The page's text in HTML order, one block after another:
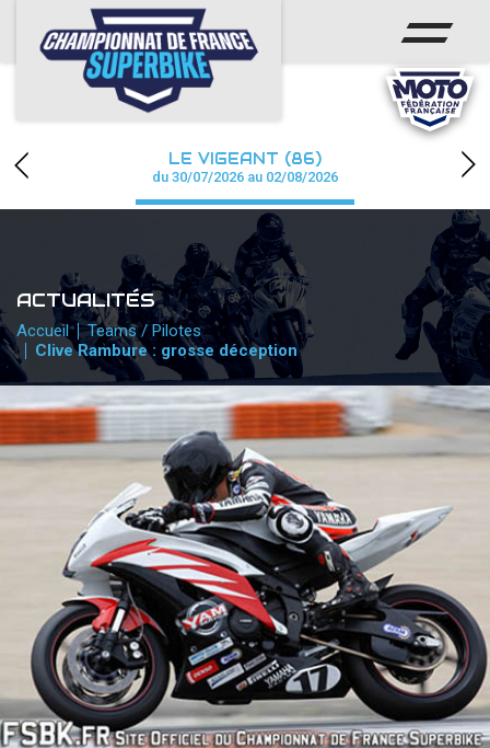
ACCUEIL
CHAMPIONNAT
CALENDRIER
PHOTOS / WEB TV
PARTENAIRES
PRESSE
PRESSE
accéder à la billetterie
LE VIGEANT (86)
du 30/07/2026 au 02/08/2026
ACTUALITÉS
Accueil
Teams / Pilotes
Clive Rambure : grosse déception